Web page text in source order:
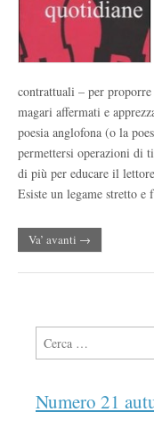
contrattuali – per
magari affermati e
poesia anglofona (o la
permettersi operazioni di
di più per educare il
Esiste un legame stretto
Va’ avanti →
Ricerca per:
Numero 21